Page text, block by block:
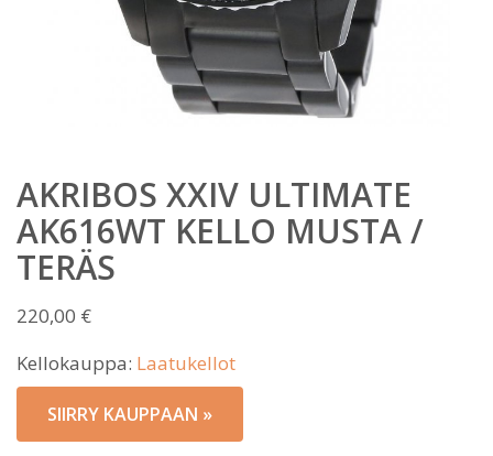
AKRIBOS XXIV ULTIMATE
AK616WT KELLO MUSTA /
TERÄS
220,00 €
Kellokauppa: Laatukellot
SIIRRY KAUPPAAN »